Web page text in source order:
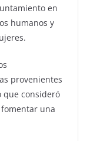
en
humanos y
provenientes
que consideró
una